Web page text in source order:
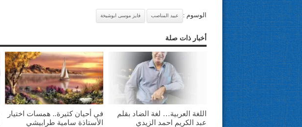
الوسوم : عبيد المناصب فايز موسى ابوشيخة
أخبار ذات صلة
اللغة العربية… لغة الضاد بقلم
عبد الكريم احمد الزيدي
في أحيان كثيرة.. همسات اختيار
الأستاذة سامية طرابيشي